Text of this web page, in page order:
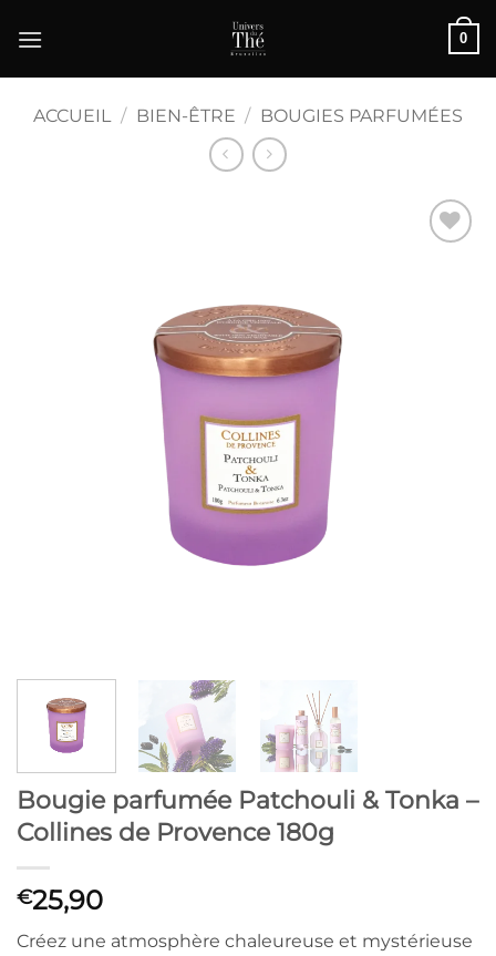
au
0
ACCUEIL / BIEN-ÊTRE / BOUGIES PARFUMÉES
Bougie parfumée Patchouli & Tonka –
Collines de Provence 180g
€25,90
Créez une atmosphère chaleureuse et mystérieuse